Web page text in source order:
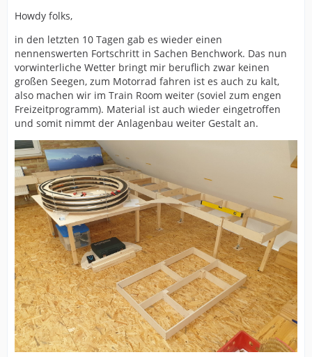
Howdy folks,
in den letzten 10 Tagen gab es wieder einen
nennenswerten Fortschritt in Sachen Benchwork. Das nun
vorwinterliche Wetter bringt mir beruflich zwar keinen
großen Seegen, zum Motorrad fahren ist es auch zu kalt,
also machen wir im Train Room weiter (soviel zum engen
Freizeitprogramm). Material ist auch wieder eingetroffen
und somit nimmt der Anlagenbau weiter Gestalt an.